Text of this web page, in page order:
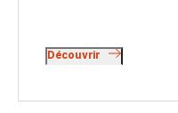
Découvrir